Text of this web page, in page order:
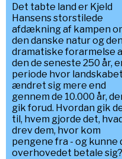
Det tabte land er Kjeld
Hansens storstilede
afdækning af kampen
den danske natur og
dramatiske forarmelse
den de seneste 250 år,
periode hvor landskabet
ændret sig mere end
gennem de 10.000 år,
gik forud. Hvordan gik
til, hvem gjorde det,
drev dem, hvor kom
pengene fra - og kunne
overhovedet betale sig?